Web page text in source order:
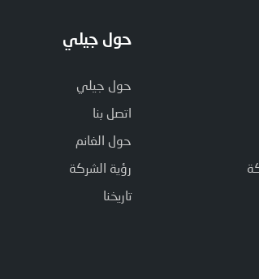
حول جيلي
حول جيلي
اتصل بنا
حول الغانم
رؤية الشركة
تاريخنا